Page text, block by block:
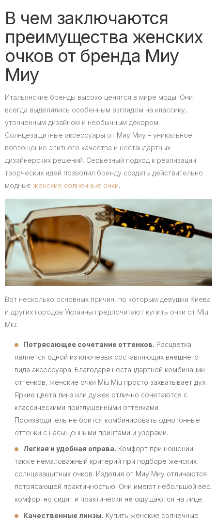
В чем заключаются
преимущества женских
очков от бренда Миу
Миу
Итальянские бренды высоко ценятся в мире моды. Они
всегда выделялись особенным взглядом на классику,
утонченным дизайном и необычным декором.
Солнцезащитные аксессуары от Миу Миу – уникальное
воплощение элитного качества и нестандартных
дизайнерских решений. Серьезный подход к реализации
творческих идей позволил бренду создать действительно
модные женские солнечные очки.
Вот несколько основных причин, по которым девушки Киева
и других городов Украины предпочитают купить очки от Miu
Miu:
Потрясающее сочетание оттенков. Расцветка
является одной из ключевых составляющих внешнего
вида аксессуара. Благодаря нестандартной комбинации
оттенков, женские очки Miu Miu просто захватывает дух.
Яркие цвета линз или дужек отлично сочетаются с
классическими приглушенными оттенками.
Производитель не боится комбинировать однотонные
оттенки с насыщенными принтами и узорами.
Легкая и удобная оправа. Комфорт при ношении –
также немаловажный критерий при подборе женских
солнцезащитных очков. Изделия от Миу Миу отличаются
потрясающей практичностью. Они имеют небольшой вес,
комфортно сидят и практически не ощущаются на лице.
Качественные линзы. Купить женские солнечные